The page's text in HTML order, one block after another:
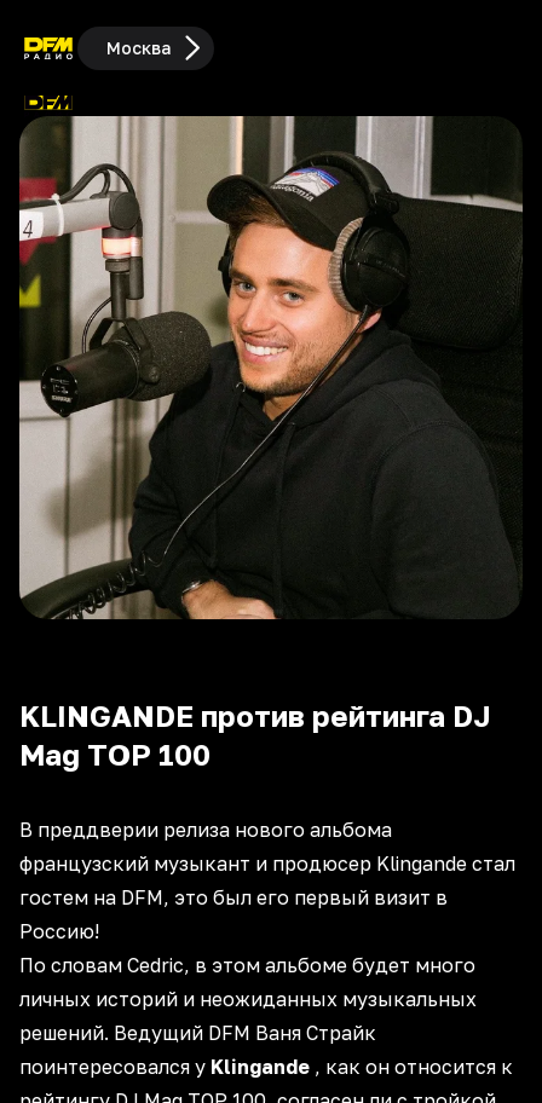
Москва
KLINGANDE против рейтинга DJ
Mag TOP 100
В преддверии релиза нового альбома
французский музыкант и продюсер Klingande стал
гостем на DFM, это был его первый визит в
Россию!
По словам Cedric, в этом альбоме будет много
личных историй и неожиданных музыкальных
решений. Ведущий DFM Ваня Страйк
поинтересовался у Klingande , как он относится к